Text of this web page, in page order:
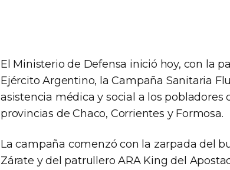
El Ministerio de Defensa inició hoy, con la
Ejército Argentino, la Campaña Sanitaria
asistencia médica y social a los pobladores
provincias de Chaco, Corrientes y Formosa.
La campaña comenzó con la zarpada del
Zárate y del patrullero ARA King del